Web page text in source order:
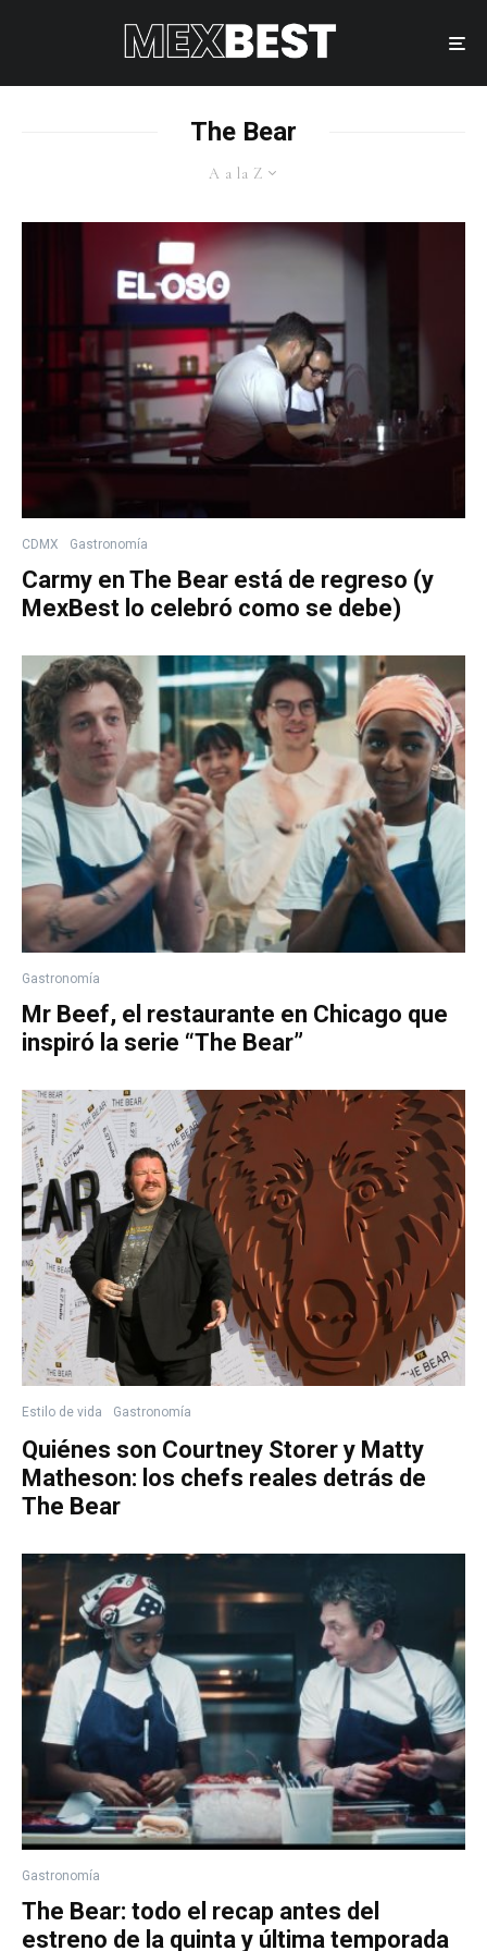
The Bear
A a la Z
CDMX Gastronomía
Carmy en The Bear está de regreso (y
MexBest lo celebró como se debe)
Gastronomía
Mr Beef, el restaurante en Chicago que
inspiró la serie “The Bear”
Estilo de vida Gastronomía
Quiénes son Courtney Storer y Matty
Matheson: los chefs reales detrás de
The Bear
Gastronomía
The Bear: todo el recap antes del
estreno de la quinta y última temporada